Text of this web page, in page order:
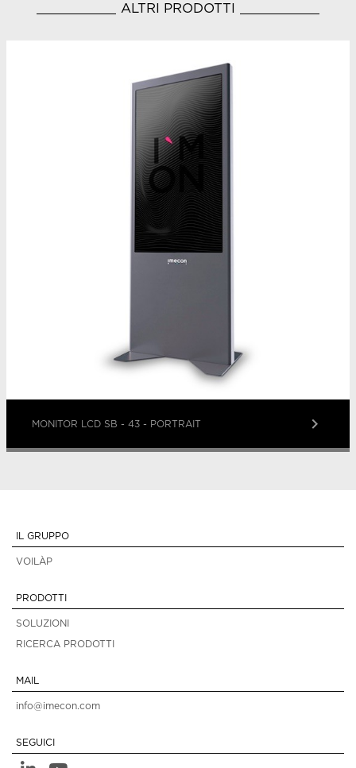
ALTRI PRODOTTI
MONITOR LCD SB - 43 - PORTRAIT keyboard_arrow_right
IL GRUPPO
VOILÀP
PRODOTTI
SOLUZIONI
RICERCA PRODOTTI
MAIL
info@imecon.com
SEGUICI